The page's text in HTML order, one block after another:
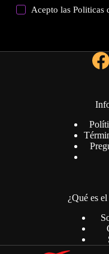
Acepto lasPoliticas
¿Qué es